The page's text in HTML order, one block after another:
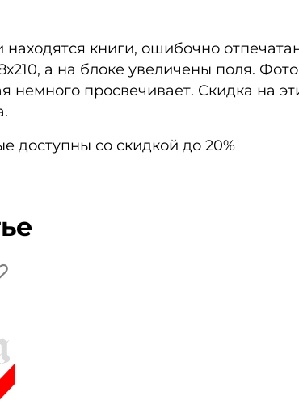
книги, ошибочно
а на блоке увеличены поля. Фото
просвечивает. Скидка на
доступны со скидкой до 20%